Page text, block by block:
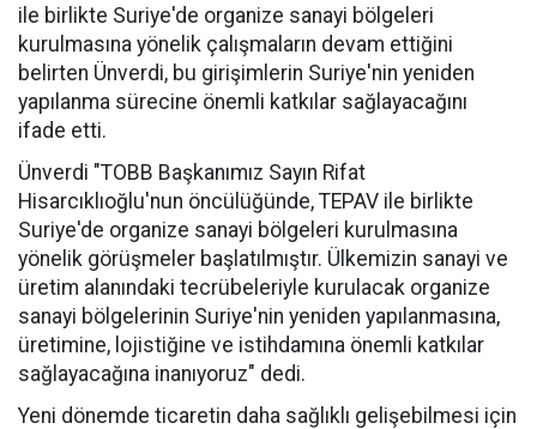
ile birlikte Suriye'de organize sanayi bölgeleri
kurulmasına yönelik çalışmaların devam ettiğini
belirten Ünverdi, bu girişimlerin Suriye'nin yeniden
yapılanma sürecine önemli katkılar sağlayacağını
ifade etti.
Ünverdi "TOBB Başkanımız Sayın Rifat
Hisarcıklıoğlu'nun öncülüğünde, TEPAV ile birlikte
Suriye'de organize sanayi bölgeleri kurulmasına
yönelik görüşmeler başlatılmıştır. Ülkemizin sanayi ve
üretim alanındaki tecrübeleriyle kurulacak organize
sanayi bölgelerinin Suriye'nin yeniden yapılanmasına,
üretimine, lojistiğine ve istihdamına önemli katkılar
sağlayacağına inanıyoruz" dedi.
Yeni dönemde ticaretin daha sağlıklı gelişebilmesi için